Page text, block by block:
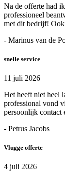
Na de offerte had
professioneel
met dit bedrijf! Ook
- Marinus van de
snelle service
11 juli 2026
Het heeft niet heel
professional vond
persoonlijk contact
- Petrus Jacobs
Vlugge offerte
4 juli 2026